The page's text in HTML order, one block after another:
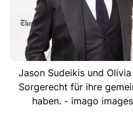
Jason Sudeikis und
Sorgerecht für ihre
haben. - imago